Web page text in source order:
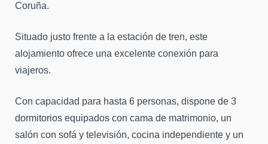
Coruña.
Situado justo frente a la estación de tren, este
alojamiento ofrece una excelente conexión para
viajeros.
Con capacidad para hasta 6 personas, dispone de 3
dormitorios equipados con cama de matrimonio, un
salón con sofá y televisión, cocina independiente y un